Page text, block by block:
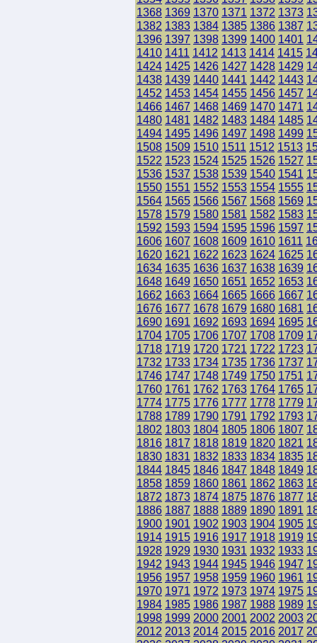
1368 1369 1370 1371 1372 1373
1382 1383 1384 1385 1386 1387
1396 1397 1398 1399 1400 1401
1410 1411 1412 1413 1414 1415
1424 1425 1426 1427 1428 1429
1438 1439 1440 1441 1442 1443
1452 1453 1454 1455 1456 1457
1466 1467 1468 1469 1470 1471
1480 1481 1482 1483 1484 1485
1494 1495 1496 1497 1498 1499
1508 1509 1510 1511 1512 1513
1522 1523 1524 1525 1526 1527
1536 1537 1538 1539 1540 1541
1550 1551 1552 1553 1554 1555
1564 1565 1566 1567 1568 1569
1578 1579 1580 1581 1582 1583
1592 1593 1594 1595 1596 1597
1606 1607 1608 1609 1610 1611
1620 1621 1622 1623 1624 1625
1634 1635 1636 1637 1638 1639
1648 1649 1650 1651 1652 1653
1662 1663 1664 1665 1666 1667
1676 1677 1678 1679 1680 1681
1690 1691 1692 1693 1694 1695
1704 1705 1706 1707 1708 1709
1718 1719 1720 1721 1722 1723
1732 1733 1734 1735 1736 1737
1746 1747 1748 1749 1750 1751
1760 1761 1762 1763 1764 1765
1774 1775 1776 1777 1778 1779
1788 1789 1790 1791 1792 1793
1802 1803 1804 1805 1806 1807
1816 1817 1818 1819 1820 1821
1830 1831 1832 1833 1834 1835
1844 1845 1846 1847 1848 1849
1858 1859 1860 1861 1862 1863
1872 1873 1874 1875 1876 1877
1886 1887 1888 1889 1890 1891
1900 1901 1902 1903 1904 1905
1914 1915 1916 1917 1918 1919
1928 1929 1930 1931 1932 1933
1942 1943 1944 1945 1946 1947
1956 1957 1958 1959 1960 1961
1970 1971 1972 1973 1974 1975
1984 1985 1986 1987 1988 1989
1998 1999 2000 2001 2002 2003
2012 2013 2014 2015 2016 2017